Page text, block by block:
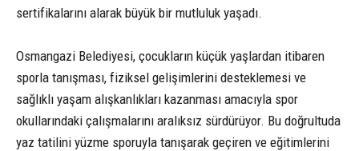
sertifikalarını alarak büyük bir mutluluk yaşadı.
Osmangazi Belediyesi, çocukların küçük yaşlardan itibaren
sporla tanışması, fiziksel gelişimlerini desteklemesi ve
sağlıklı yaşam alışkanlıkları kazanması amacıyla spor
okullarındaki çalışmalarını aralıksız sürdürüyor. Bu doğrultuda
yaz tatilini yüzme sporuyla tanışarak geçiren ve eğitimlerini